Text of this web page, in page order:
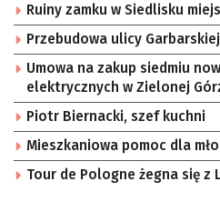
Ruiny zamku w Siedlisku
Przebudowa ulicy
Umowa na zakup siedmiu
elektrycznych w Zielonej
Piotr Biernacki, szef kuchni
Mieszkaniowa pomoc dla
Tour de Pologne żegna się z